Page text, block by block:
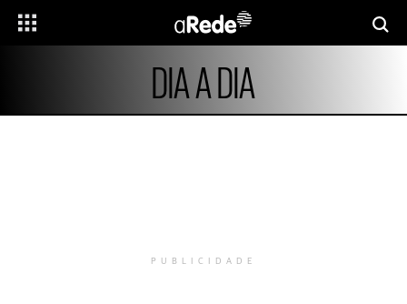
DIA A DIA
PUBLICIDADE